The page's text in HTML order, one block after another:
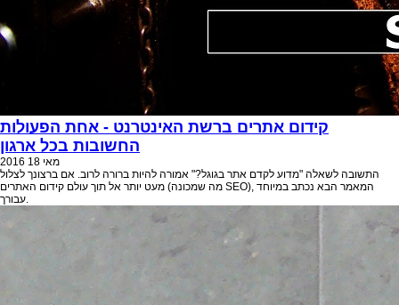
קידום אתרים ברשת האינטרנט - אחת הפעולות
החשובות בכל ארגון
מאי 18
2016
התשובה לשאלה "מדוע לקדם אתר בגוגל?" אמורה להיות ברורה לרוב. אם ברצונך לצלול
מעט יותר אל תוך עולם קידום האתרים (מה שמכונה SEO), המאמר הבא נכתב במיוחד
עבורך.